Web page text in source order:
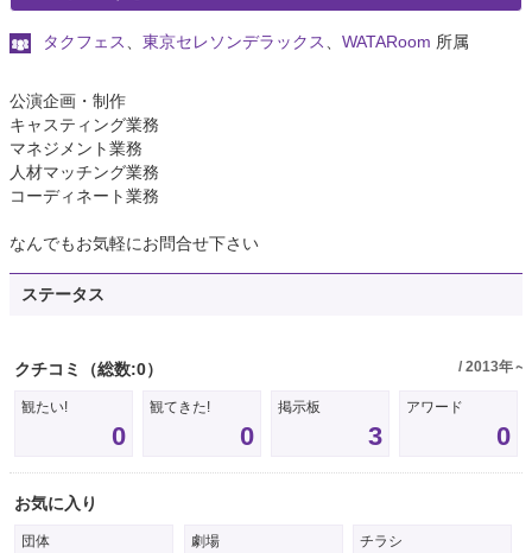
タクフェス 東京セレソンデラックス WATARoom 所属
公演企画・制作
キャスティング業務
マネジメント業務
人材マッチング業務
コーディネート業務
なんでもお気軽にお問合せ下さい
ステータス
クチコミ （総数:0） / 2013年～
観たい!
0
観てきた!
0
掲示板
3
アワード
0
お気に入り
団体 劇場 チラシ